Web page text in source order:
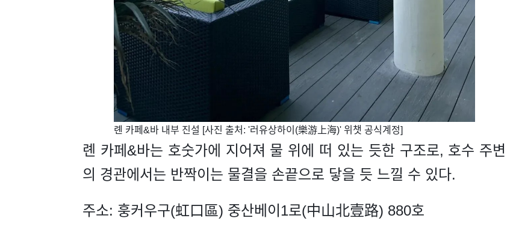
​롄 카페&바 내부 진설 [사진 출처: '러유상하이(樂游上海)' 위챗 공식계정]
롄 카페&바는 호숫가에 지어져 물 위에 떠 있는 듯한 구조로, 호수 주변
의 경관에서는 반짝이는 물결을 손끝으로 닿을 듯 느낄 수 있다.
주소: 훙커우구(虹口區) 중산베이1로(中山北壹路) 880호